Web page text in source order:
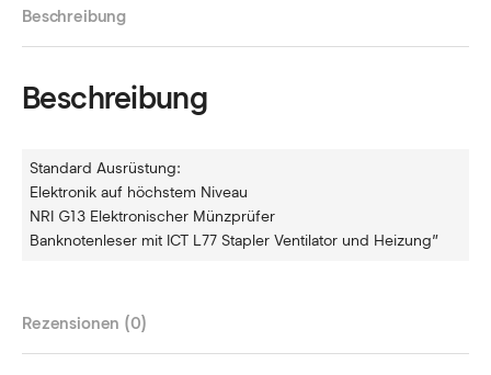
Beschreibung
Beschreibung
Standard Ausrüstung:
Elektronik auf höchstem Niveau
NRI G13 Elektronischer Münzprüfer
Banknotenleser mit ICT L77 Stapler Ventilator und Heizung”
Rezensionen (0)